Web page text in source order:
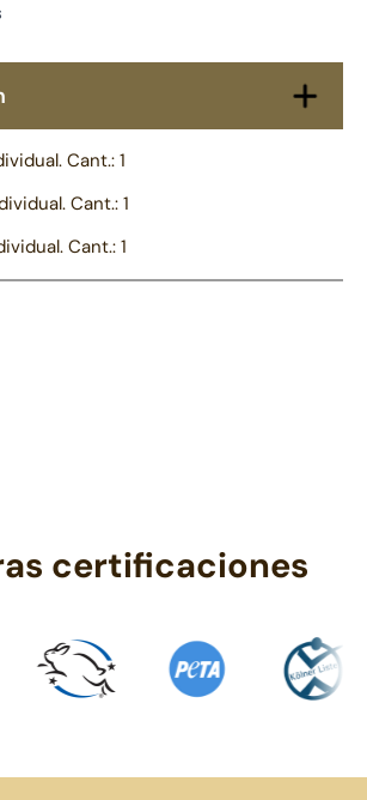
Cant.: 1
Cant.: 1
Cant.: 1
certificaciones